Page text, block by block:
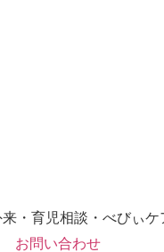
・育児相談・べびぃケ
お問い合わせ